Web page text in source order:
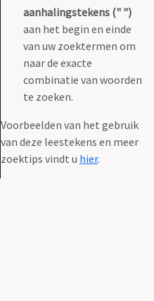
aanhalingstekens (" ")
aan het begin en einde
van uw zoektermen om
naar de exacte
combinatie van woorden
te zoeken.
Voorbeelden van het gebruik
van deze leestekens en meer
zoektips vindt u hier.